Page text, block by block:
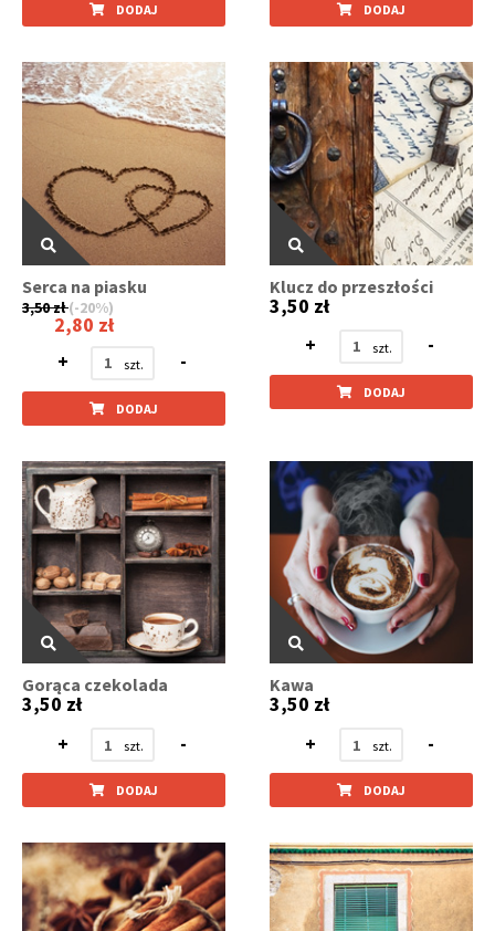
DODAJ DODAJ
Serca na piasku
3,50 zł (-20%)
2,80 zł
+
-
DODAJ
Klucz do przeszłości
3,50 zł
+
-
DODAJ
Gorąca czekolada
3,50 zł
+
-
DODAJ
Kawa
3,50 zł
+
-
DODAJ